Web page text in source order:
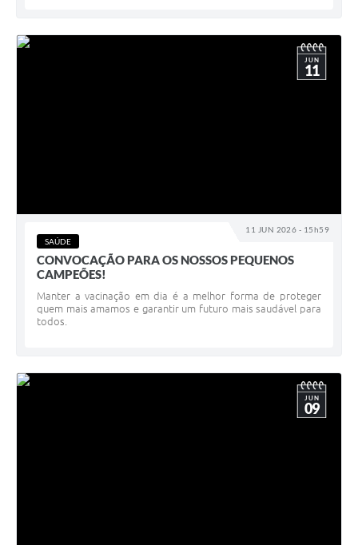
11 JUN 2026 - 15h59
JUN
11
SAÚDE
CONVOCAÇÃO PARA OS NOSSOS PEQUENOS
CAMPEÕES!
Manter a vacinação em dia é a melhor forma de proteger
quem mais amamos e garantir um futuro mais saudável para
todos.
JUN
09